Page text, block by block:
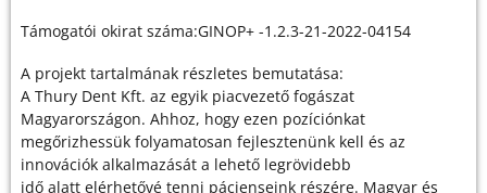
Támogatói okirat száma:GINOP+ -1.2.3-21-2022-04154
A projekt tartalmának részletes bemutatása:
A Thury Dent Kft. az egyik piacvezető fogászat
Magyarországon. Ahhoz, hogy ezen pozíciónkat
megőrizhessük folyamatosan fejlesztenünk kell és az
innovációk alkalmazását a lehető legrövidebb
idő alatt elérhetővé tenni pácienseink részére. Magyar és